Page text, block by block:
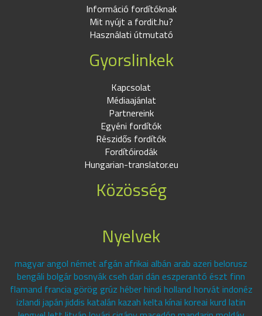
Információ fordítóknak
Mit nyújt a fordit.hu?
Használati útmutató
Gyorslinkek
Kapcsolat
Médiaajánlat
Partnereink
Egyéni fordítók
Részidős fordítók
Fordítóirodák
Hungarian-translator.eu
Közösség
Nyelvek
magyar angol német afgán afrikai albán arab azeri belorusz
bengáli bolgár bosnyák cseh dari dán eszperantó észt finn
flamand francia görög grúz héber hindi holland horvát indonéz
izlandi japán jiddis katalán kazah kelta kínai koreai kurd latin